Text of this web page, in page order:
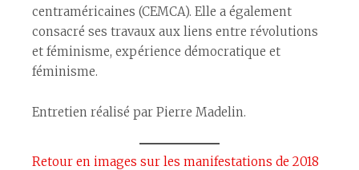
centraméricaines (CEMCA). Elle a également
consacré ses travaux aux liens entre révolutions
et féminisme, expérience démocratique et
féminisme.
Entretien réalisé par Pierre Madelin.
Retour en images sur les manifestations de 2018